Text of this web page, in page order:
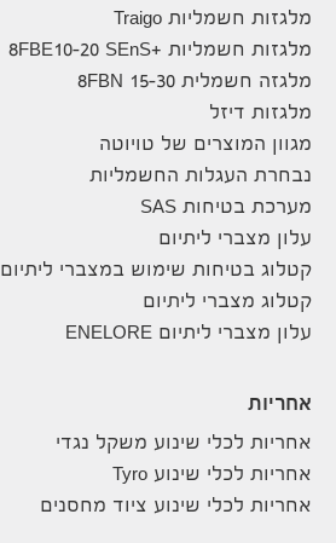
מלגזות חשמליות Traigo
מלגזות חשמליות +8FBE10-20 SEnS
מלגזה חשמלית 8FBN 15-30
מלגזות דיזל
מגוון המוצרים של טויוטה
נבחרת העגלות החשמליות
מערכת בטיחות SAS
עלון מצברי ליתיום
קטלוג בטיחות שימוש במצברי ליתיום
קטלוג מצברי ליתיום
עלון מצברי ליתיום ENELORE
אחריות
אחריות לכלי שינוע משקל נגדי
אחריות לכלי שינוע Tyro
אחריות לכלי שינוע ציוד מחסנים